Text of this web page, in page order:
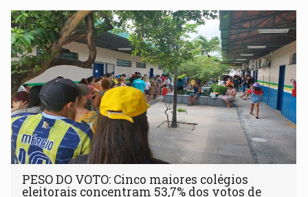
PESO DO VOTO: Cinco maiores colégios
eleitorais concentram 53,7% dos votos de